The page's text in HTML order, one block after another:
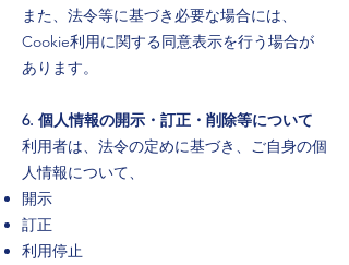
また、法令等に基づき必要な場合には、
Cookie利用に関する同意表示を行う場合が
あります。
6. 個人情報の開示・訂正・削除等について
利用者は、法令の定めに基づき、ご自身の個
人情報について、
開示
訂正
利用停止